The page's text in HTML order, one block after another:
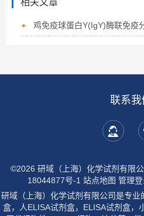
相关文章
鸡免疫球蛋白Y(IgY)酶联免疫
联系我
©2026 研域（上海）化学试剂有限
18044877号-1 站点地图 管理
研域（上海）化学试剂有限公司是专业
盒，人ELISA试剂盒，ELISA试剂盒，